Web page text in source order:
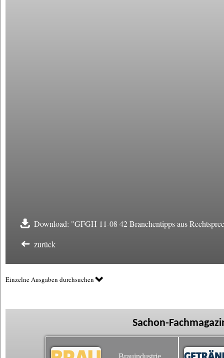
Download: "GFGH 11-08 42 Branchentipps aus
zurück
Einzelne Ausgaben durchsuchen
Sachon-
Brauindustrie